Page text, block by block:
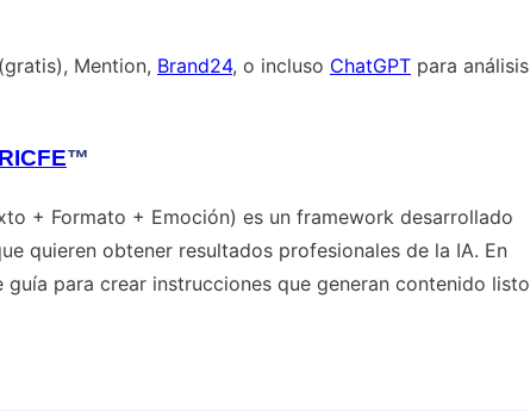
(gratis), Mention, Brand24, o incluso ChatGPT para análisis
RICFE™
+ Formato + Emoción) es un framework desarrollado
quieren obtener resultados profesionales de la IA. En
para crear instrucciones que generan contenido listo